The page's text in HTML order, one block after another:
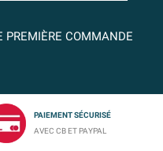
PREMIÈRE COMMANDE
PAIEMENT SÉCURISÉ
AVEC CB ET PAYPAL